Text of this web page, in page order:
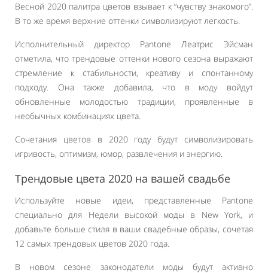
Весной 2020 палитра цветов взывает к “чувству знакомого”.
В то же время верхние оттенки символизируют легкость.
Исполнительный директор Pantone Леатрис Эйсман
отметила, что трендовые оттенки нового сезона выражают
стремление к стабильности, креативу и спонтанному
подходу. Она также добавила, что в моду войдут
обновленные молодостью традиции, проявленные в
необычных комбинациях цвета.
Сочетания цветов в 2020 году будут символизировать
игривость, оптимизм, юмор, развлечения и энергию.
Трендовые цвета 2020 на вашей свадьбе
Используйте новые идеи, представленные Pantone
специально для Недели высокой моды в New York, и
добавьте больше стиля в ваши свадебные образы, сочетая
12 самых трендовых цветов 2020 года.
В новом сезоне законодатели моды будут активно